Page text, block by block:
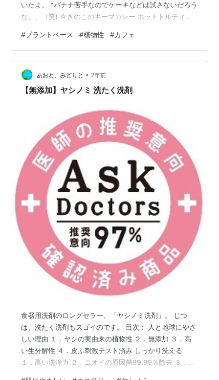
いたよ。 *バナナ苦手なのでケーキなどは試さないだろう
な、、（笑) ☆きのこのキーマカレー ホットトルティー
ロリとうまいです。 シャキシャキ食感のきのこのがゴロ
っと入ってて食べごたえあり◎ プラントベースだけど、
コクやうまみあふれて満足感ありました〜。 おいしく楽
しくいただきありがとう！ ☆notes☆ きのこのキーマカ
レー ホットトルティーヤ 原材料名：エリンギ水煮(国内
#プラントベース #植物性 #カフェ
あおと、みどりと • 2年前
【無添加】ヤシノミ 洗たく洗剤
食器用洗剤のロングセラー、「ヤシノミ洗剤」。 じつ
は、洗たく洗剤もスゴイのです。 目次： 人と地球にやさ
しい理由 １．ヤシの実由来の植物性 ２．無添加 ３．高
い生分解性 ４．皮ふ刺激テスト済み しっかり洗える
１．高い洗浄力 ２．ニオイの原因菌99.99％除去 ３．洗